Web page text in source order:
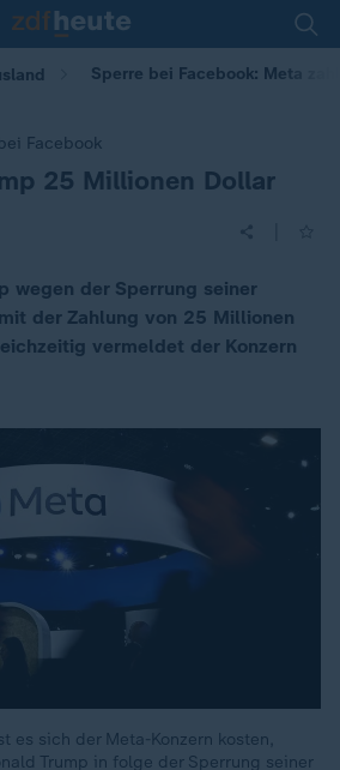
Sperre bei Facebook: Meta
Facebook
25 Millionen Dollar
wegen der Sperrung seiner
der Zahlung von 25 Millionen
vermeldet der Konzern
es sich der Meta-Konzern kosten,
Trump in folge der Sperrung seiner